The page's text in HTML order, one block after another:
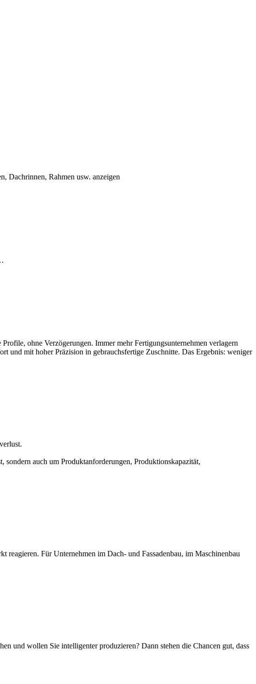
Dachrinnen, Rahmen usw. anzeigen
ohne Verzögerungen. Immer mehr Fertigungsunternehmen verlagern
und mit hoher Präzision in gebrauchsfertige Zuschnitte. Das Ergebnis: weniger
auch um Produktanforderungen, Produktionskapazität,
Für Unternehmen im Dach- und Fassadenbau, im Maschinenbau
und wollen Sie intelligenter produzieren? Dann stehen die Chancen gut, dass